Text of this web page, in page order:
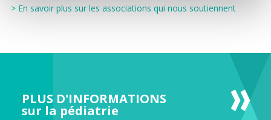
> En savoir plus sur les associations qui nous soutiennent
PLUS D'INFORMATIONS
sur la pédiatrie